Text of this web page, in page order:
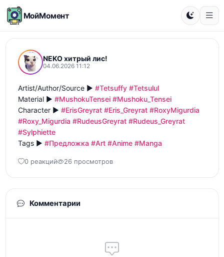
МойМомент
NEKO хитрый лис!
04.06.2026 11:12
Artist/Author/Source ► #Tetsuffy #Tetsulul
Material ► #MushokuTensei #Mushoku_Tensei
Character ► #ErisGreyrat #Eris_Greyrat #RoxyMigurdia
#Roxy_Migurdia #RudeusGreyrat #Rudeus_Greyrat
#Sylphiette
Tags ► #Предложка #Art #Anime #Manga
0 реакций 26 просмотров
Комментарии